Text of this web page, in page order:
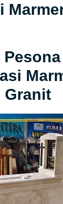
Granit